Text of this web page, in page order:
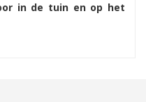
in de tuin en op het